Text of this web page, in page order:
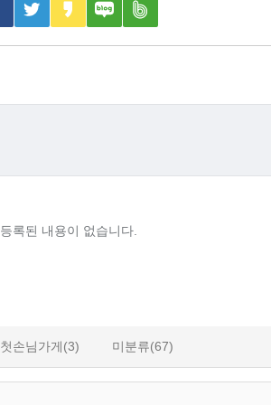
등록된 내용이 없습니다.
첫손님가게(3) 미분류(67)